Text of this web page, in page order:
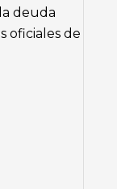
deuda
oficiales de